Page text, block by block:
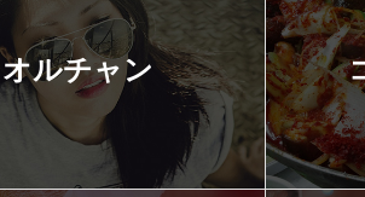
オルチャン